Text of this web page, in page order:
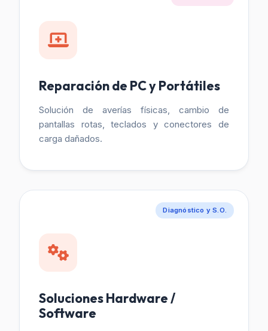
Reparación de PC y Portátiles
Solución de averías físicas, cambio de
pantallas rotas, teclados y conectores de
carga dañados.
Diagnóstico y S.O.
Soluciones Hardware /
Software